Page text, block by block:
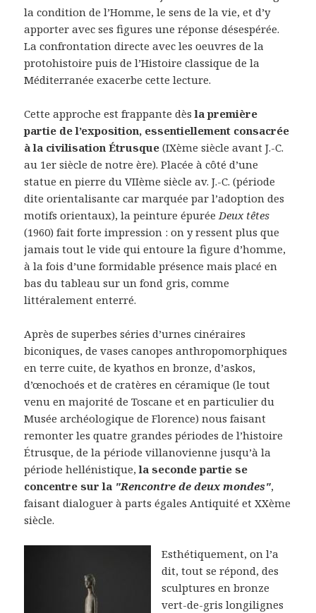
la condition de l’Homme, le sens de la vie, et d’y
apporter avec ses figures une réponse désespérée.
La confrontation directe avec les oeuvres de la
protohistoire puis de l’Histoire classique de la
Méditerranée exacerbe cette lecture.
Cette approche est frappante dèsla première
partie de l’exposition, essentiellement consacrée
à la civilisation Étrusque (IXème siècle avant J.-C.
au 1er siècle de notre ère). Placée à côté d’une
statue en pierre du VIIème siècle av. J.-C. (période
dite orientalisante car marquée par l’adoption des
motifs orientaux), la peinture épuréeDeux têtes
(1960) fait forte impression : on y ressent plus que
jamais tout le vide qui entoure la figure d’homme,
à la fois d’une formidable présence mais placé en
bas du tableau sur un fond gris, comme
littéralement enterré.
Après de superbes séries d’urnes cinéraires
biconiques, de vases canopes anthropomorphiques
en terre cuite, de kyathos en bronze, d’askos,
d’œnochoés et de cratères en céramique (le tout
venu en majorité de Toscane et en particulier du
Musée archéologique de Florence) nous faisant
remonter les quatre grandes périodes de l’histoire
Étrusque, de la période villanovienne jusqu’à la
période hellénistique,la seconde partie se
concentre sur la "Rencontre de deux mondes",
faisant dialoguer à parts égales Antiquité et XXème
siècle.
Esthétiquement, on l’a
dit, tout se répond, des
sculptures en bronze
vert-de-gris longilignes